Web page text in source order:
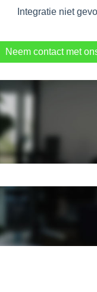
Integratie niet
Neem contact met